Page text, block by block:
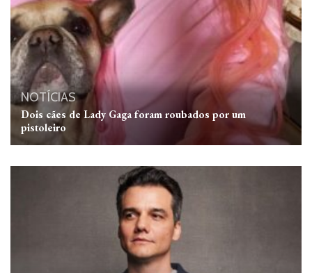
NOTÍCIAS
Dois cães de Lady Gaga foram roubados por um
pistoleiro